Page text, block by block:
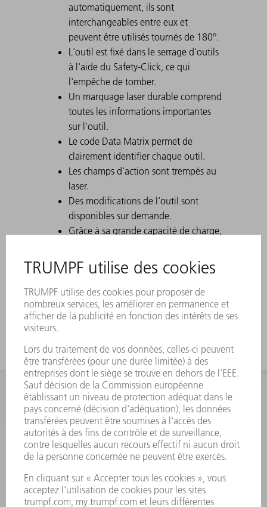
automatiquement, ils sont
interchangeables entre eux et
peuvent être utilisés tournés de 180°.
L'outil est fixé dans le serrage d'outils
à l'aide du Safety-Click, ce qui
l'empêche de tomber.
Un marquage laser durable comprend
toutes les informations importantes
sur l'outil.
Le code Data Matrix permet de
clairement identifier chaque outil.
Les champs d'action sont trempés au
laser.
Des modifications de l'outil sont
disponibles sur demande.
Grâce à sa grande capacité de charge,
épaisses.
Pour les imbrications hautes, utilisez
l'outil avec une grande hauteur de
travail.
INFORMATION
Foire aux questions
Termes et conditions
CONTACT
Outillages
01 48 17 37 73
Lun - Jeu 08:00h - 16:30h
Ven 08:00h - 12:30h